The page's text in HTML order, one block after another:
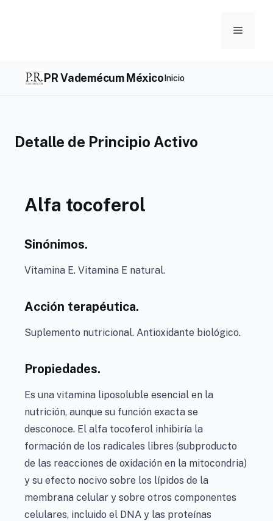
Menu
PR Vademécum MéxicoInicio
Detalle de Principio Activo
Alfa tocoferol
Sinónimos.
Vitamina E. Vitamina E natural.
Acción terapéutica.
Suplemento nutricional. Antioxidante biológico.
Propiedades.
Es una vitamina liposoluble esencial en la
nutrición, aunque su función exacta se
desconoce. El alfa tocoferol inhibiría la
formación de los radicales libres (subproducto
de las reacciones de oxidación en la mitocondria)
y su efecto nocivo sobre los lípidos de la
membrana celular y sobre otros componentes
celulares, incluido el DNA y las proteínas